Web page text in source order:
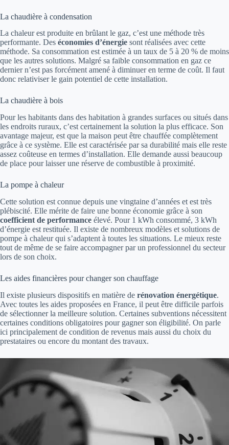
La chaudière à condensation
La chaleur est produite en brûlant le gaz, c’est une méthode très
performante. Des économies d’énergie sont réalisées avec cette
méthode. Sa consommation est estimée à un taux de 5 à 20 % de moins
que les autres solutions. Malgré sa faible consommation en gaz ce
dernier n’est pas forcément amené à diminuer en terme de coût. Il faut
donc relativiser le gain potentiel de cette installation.
La chaudière à bois
Pour les habitants dans des habitation à grandes surfaces ou situés dans
les endroits ruraux, c’est certainement la solution la plus efficace. Son
avantage majeur, est que la maison peut être chauffée complètement
grâce à ce système. Elle est caractérisée par sa durabilité mais elle reste
assez coûteuse en termes d’installation. Elle demande aussi beaucoup
de place pour laisser une réserve de combustible à proximité.
La pompe à chaleur
Cette solution est connue depuis une vingtaine d’années et est très
plébiscité. Elle mérite de faire une bonne économie grâce à son
coefficient de performance élevé. Pour 1 kWh consommé, 3 kWh
d’énergie est restituée. Il existe de nombreux modèles et solutions de
pompe à chaleur qui s’adaptent à toutes les situations. Le mieux reste
tout de même de se faire accompagner par un professionnel du secteur
lors de son choix.
Les aides financières pour changer son chauffage
Il existe plusieurs dispositifs en matière de rénovation énergétique.
Avec toutes les aides proposées en France, il peut être difficile parfois
de sélectionner la meilleure solution. Certaines subventions nécessitent
certaines conditions obligatoires pour gagner son éligibilité. On parle
ici principalement de condition de revenus mais aussi du choix du
prestataires ou encore du montant des travaux.